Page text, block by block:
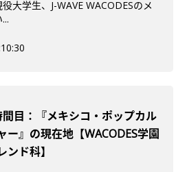
大学生、J-WAVE WACODESのメ
間目：『メキシコ・ポップカル
ー』の現在地【WACODES学園
ンド科】